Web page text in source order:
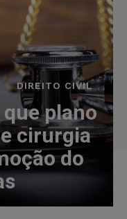
DIREITO CIVIL
plano
cirurgia
do